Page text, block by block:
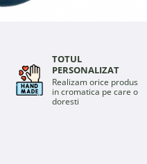
TOTUL
PERSONALIZAT
Realizam orice produs
in cromatica pe care o
doresti